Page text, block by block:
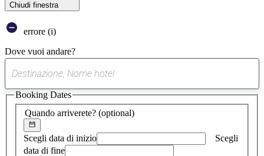
Chiudi finestra
errore (i)
Dove vuoi andare?
suggerimento
trovato
Quando arriverete? (optional)
Scegli data di inizio
Scegli
data di fine
Booking Dates